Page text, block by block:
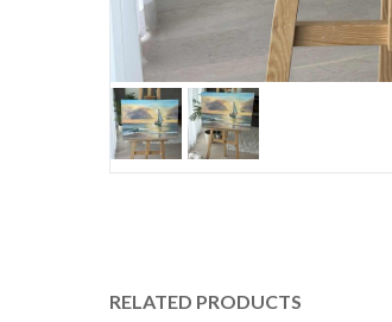
RELATED PRODUCTS